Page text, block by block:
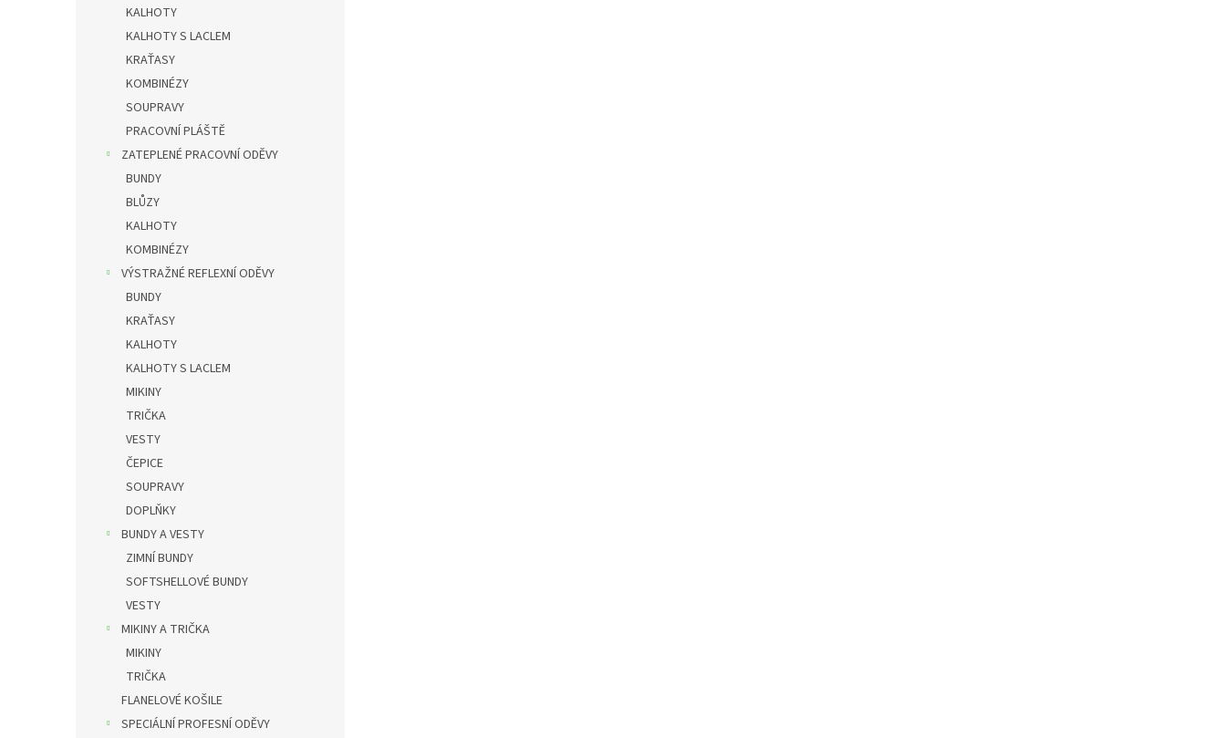
KALHOTY
KALHOTY S LACLEM
KRAŤASY
KOMBINÉZY
SOUPRAVY
PRACOVNÍ PLÁŠTĚ
ZATEPLENÉ PRACOVNÍ ODĚVY
BUNDY
BLŮZY
KALHOTY
KOMBINÉZY
VÝSTRAŽNÉ REFLEXNÍ ODĚVY
BUNDY
KRAŤASY
KALHOTY
KALHOTY S LACLEM
MIKINY
TRIČKA
VESTY
ČEPICE
SOUPRAVY
DOPLŇKY
BUNDY A VESTY
ZIMNÍ BUNDY
SOFTSHELLOVÉ BUNDY
VESTY
MIKINY A TRIČKA
MIKINY
TRIČKA
FLANELOVÉ KOŠILE
SPECIÁLNÍ PROFESNÍ ODĚVY